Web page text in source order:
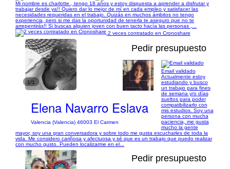
Mi nombre es charlotte , tengo 18 años y estoy dispuesta a aprender a disfrutar y
trabajar desde ya!! Quiero dar lo mejor de mí en cada empleo y satisfacer las
necesidades requeridas en el trabajo. Quizás en muchos ámbitos no tengo
experiencia, pero si me das la oportunidad de tenerla te aseguro que no te
arrepentirás!! Si buscas alguien joven con buen tacto hacía las personas ,...
2 veces contratado en Cronoshare
1/1
Pedir presupuesto
Elena Navarro Eslava
Valencia (Valencia) 46003 El Carmen
Email validado
Actualmente estoy
estudiando y busco
un trabajo para fines
de semana y/o días
sueltos para poder
compatibilizarlo con
mis estudios. Soy una
persona con mucha
paciencia, me gusta
mucho la gente
mayor, soy una gran conversadora y sobre todo me gusta escucharles de toda la
vida. Me considero cariñosa y afectuosa y sé que es un trabajo que puedo realizar
con mucho gusto. Pueden localizarme en el...
Pedir presupuesto